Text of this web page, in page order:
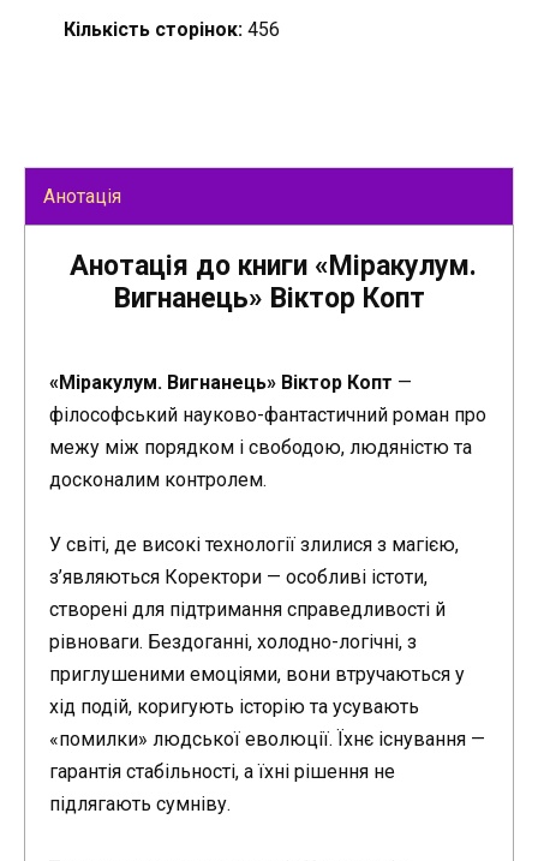
Кількість сторінок:456
Анотація
Анотація до книги «Міракулум.
Вигнанець» Віктор Копт
«Міракулум. Вигнанець» Віктор Копт —
філософський науково-фантастичний роман про
межу між порядком і свободою, людяністю та
досконалим контролем.
У світі, де високі технології злилися з магією,
з’являються Коректори — особливі істоти,
створені для підтримання справедливості й
рівноваги. Бездоганні, холодно-логічні, з
приглушеними емоціями, вони втручаються у
хід подій, коригують історію та усувають
«помилки» людської еволюції. Їхнє існування —
гарантія стабільності, а їхні рішення не
підлягають сумніву.